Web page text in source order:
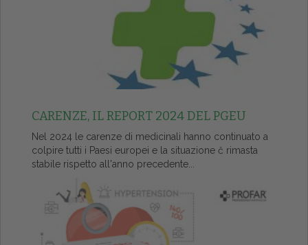
CARENZE, IL REPORT 2024 DEL PGEU
Nel 2024 le carenze di medicinali hanno continuato a
colpire tutti i Paesi europei e la situazione č rimasta
stabile rispetto all'anno precedente...